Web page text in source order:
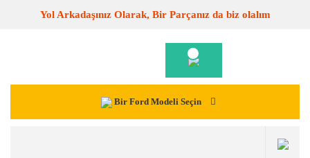
Yol Arkadaşınız Olarak, Bir Parçanız da biz olalım
Bir Ford Modeli Seçin